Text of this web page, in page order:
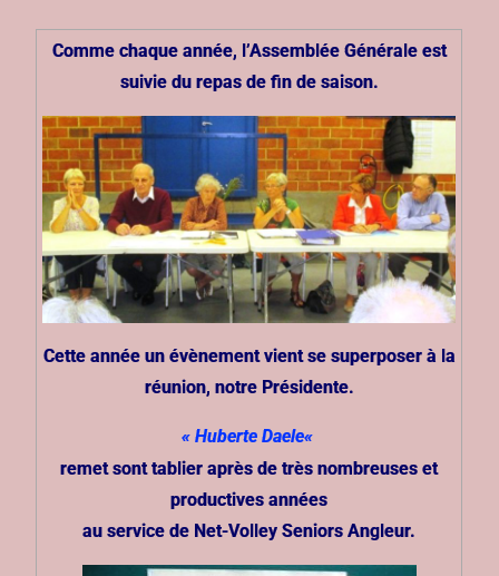
Comme chaque année, l’Assemblée Générale est
suivie du repas de fin de saison.
Cette année un évènement vient se superposer à la
réunion, notre Présidente.
« Huberte Daele«
remet sont tablier après de très nombreuses et
productives années
au service de Net-Volley Seniors Angleur.